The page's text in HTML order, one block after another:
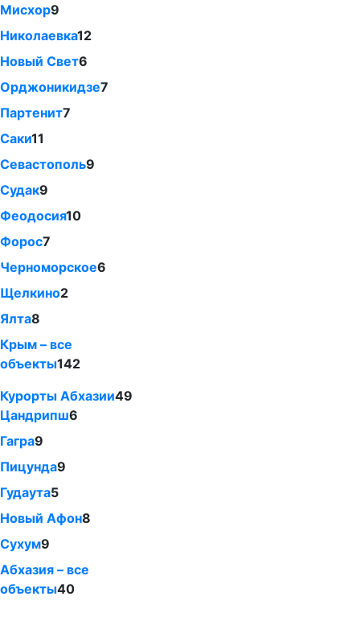
Мисхор9
Николаевка12
Новый Свет6
Орджоникидзе7
Партенит7
Саки11
Севастополь9
Судак9
Феодосия10
Форос7
Черноморское6
Щелкино2
Ялта8
Крым – все
объекты142
Курорты Абхазии49
Цандрипш6
Гагра9
Пицунда9
Гудаута5
Новый Афон8
Сухум9
Абхазия – все
объекты40